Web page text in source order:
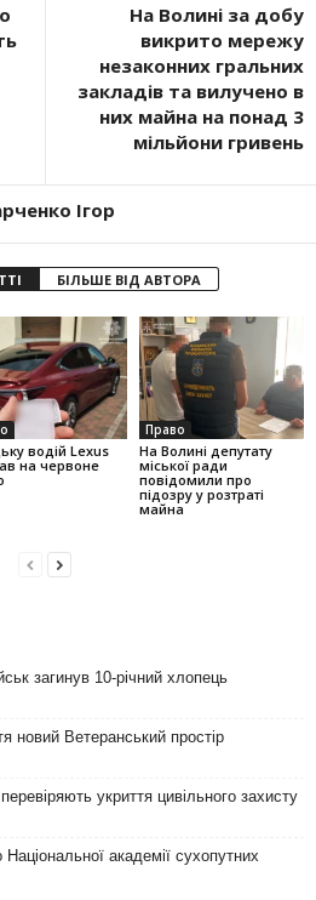
На Волині за добу
викрито мережу
незаконних гральних
закладів та вилучено в
них майна на понад 3
мільйони гривень
Ігор
БІЛЬШЕ ВІД АВТОРА
водій Lexus
на червоне
Право
На Волині депутату
міської ради
повідомили про
підозру у розтраті
майна
загинув 10-річний хлопець
новий Ветеранський простір
укриття цивільного захисту
академії сухопутних